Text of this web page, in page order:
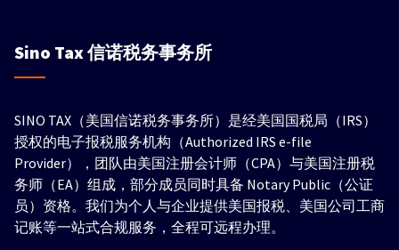
Sino Tax信诺税务事务所
SINO TAX（美国信诺税务事务所）是经美国国税局（IRS）
授权的电子报税服务机构（Authorized IRS e-file
Provider），团队由美国注册会计师（CPA）与美国注册税
务师（EA）组成，部分成员同时具备 Notary Public（公证
员）资格。我们为个人与企业提供美国报税、美国公司工商
记账等一站式合规服务，全程可远程办理。